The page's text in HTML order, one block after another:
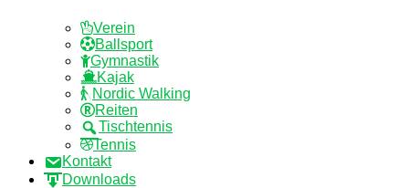
Verein
Ballsport
Gymnastik
Kajak
Nordic Walking
Reiten
Tischtennis
Tennis
Kontakt
Downloads